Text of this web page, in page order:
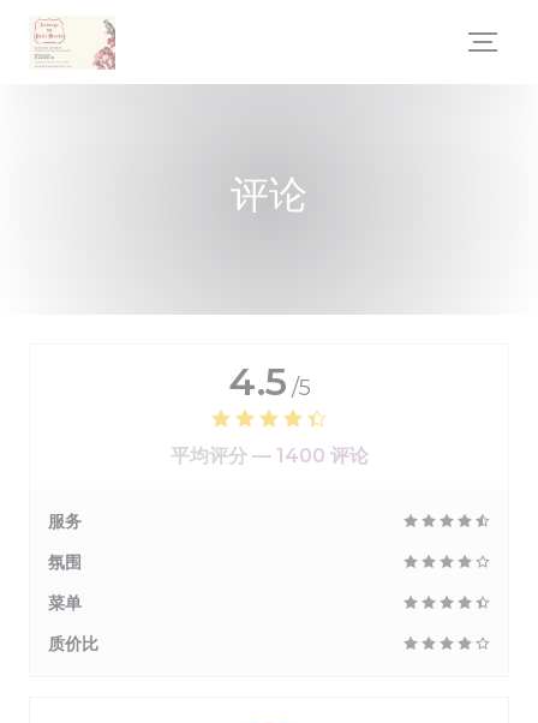
Cookie管理面板
评论
4.5 /5
平均评分 — 1400 评论
服务
氛围
菜单
质价比